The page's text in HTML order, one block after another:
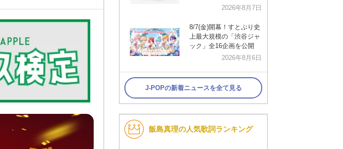
2026年8月7日
8/7(金)開幕！すとぷり史
上最大規模の「渋谷ジャ
ック」全16企画を公開
2026年8月6日
J-POPの新着ニュースを全て見る
飯島真理の人気歌詞ランキング